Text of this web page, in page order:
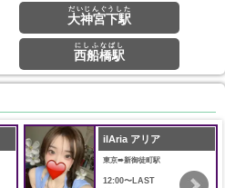
大神宮下駅
だいじんぐうした
西船橋駅
にしふなばし
ilAria アリア
東京➠新御徒町駅
12:00〜LAST